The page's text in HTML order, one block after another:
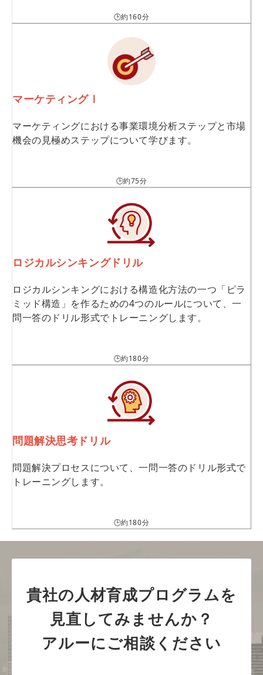
🕒約160分
マーケティングⅠ
マーケティングにおける事業環境分析ステップと市場
機会の見極めステップについて学びます。
🕒約75分
ロジカルシンキングドリル
ロジカルシンキングにおける構造化方法の一つ「ピラ
ミッド構造」を作るための4つのルールについて、一
問一答のドリル形式でトレーニングします。
🕒約180分
問題解決思考ドリル
問題解決プロセスについて、一問一答のドリル形式で
トレーニングします。
🕒約180分
貴社の人材育成プログラムを
見直してみませんか？
アルーにご相談ください